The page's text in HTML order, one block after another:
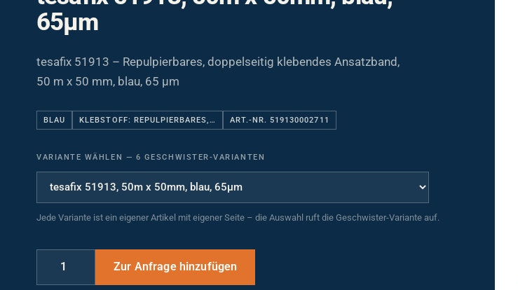
65µm
tesafix 51913 – Repulpierbares, doppelseitig klebendes Ansatzband,
50 m x 50 mm, blau, 65 µm
BLAU KLEBSTOFF: REPULPIERBARES,… ART.-NR. 519130002711
VARIANTE WÄHLEN 6 GESCHWISTER-VARIANTEN
Jede Variante ist ein eigener Artikel mit eigener Seite – die Auswahl ruft die Geschwister-Variante auf.